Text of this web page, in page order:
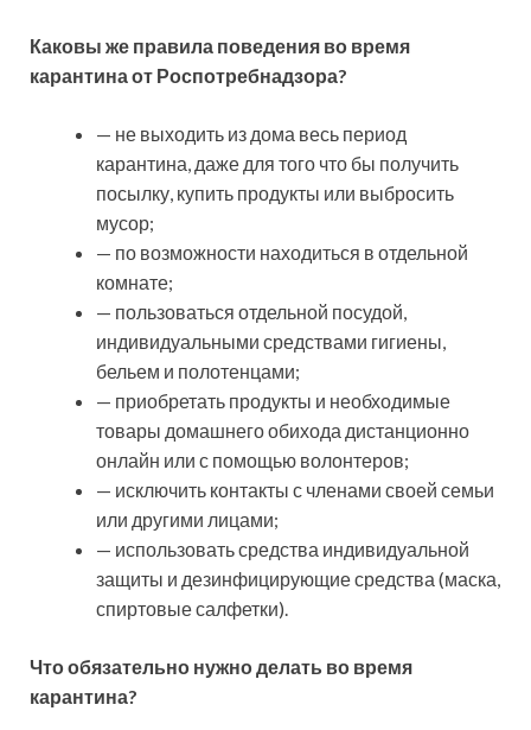
Каковы же правила поведения во время
карантина от Роспотребнадзора?
— не выходить из дома весь период
карантина, даже для того что бы получить
посылку, купить продукты или выбросить
мусор;
— по возможности находиться в отдельной
комнате;
— пользоваться отдельной посудой,
индивидуальными средствами гигиены,
бельем и полотенцами;
— приобретать продукты и необходимые
товары домашнего обихода дистанционно
онлайн или с помощью волонтеров;
— исключить контакты с членами своей семьи
или другими лицами;
— использовать средства индивидуальной
защиты и дезинфицирующие средства (маска,
спиртовые салфетки).
Что обязательно нужно делать во время
карантина?